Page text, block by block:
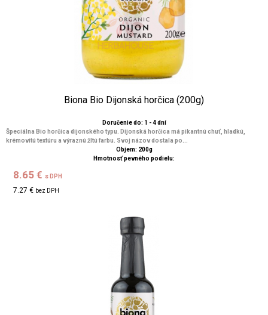
Biona Bio Dijonská horčica (200g)
Doručenie do: 1 - 4 dní
Špeciálna Bio horčica dijonského typu. Dijonská horčica má pikantnú chuť, hladkú,
krémovitú textúru a výraznú žltú farbu. Svoj názov dostala po...
Objem: 200g
Hmotnosť pevného podielu:
8.65 € s DPH
7.27 € bez DPH